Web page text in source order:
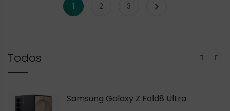
1 2 3 
Todos
Samsung Galaxy Z Fold8 Ultra